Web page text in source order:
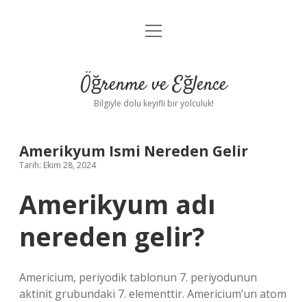
Anasayfa
Yasal Uyarı
menüyü
Öğrenme ve Eğlence
Bilgiyle dolu keyifli bir yolculuk!
Amerikyum Ismi Nereden Gelir
Tarih: Ekim 28, 2024
Amerikyum adı
nereden gelir?
Americium, periyodik tablonun 7. periyodunun
aktinit grubundaki 7. elementtir. Americium’un atom